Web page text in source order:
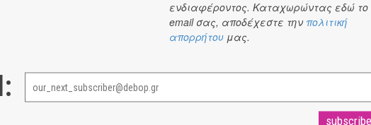
της Ακαδημίας Πλάτωνος, στο Πάρκο Αντώνης Τρίτσης και στο
περιβαλλοντικής εκπαίδευσης της Οργάνωσης Γη, δίπλα στο
Βασικός στόχος είναι η συναισθηματική σύνδεση του ανθρώπου
Να γράψουν την προσωπική ιστορία τους, ανακαλώντας
τη φύση. (Εργαστήριο δημιουργικής γραφής Συμβιογραφία,
ενδιαφέροντος. Καταχωρώντας εδώ το
email σας, αποδέχεστε την πολιτική
απορρήτου μας.